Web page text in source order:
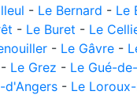
- Le Bernard - Le
- Le Buret - Le
- Le Gâvre -
- Le Grez - Le Gué-
d'Angers - Le